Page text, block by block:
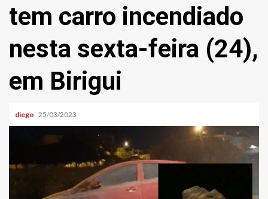
tem carro incendiado
nesta sexta-feira (24),
em Birigui
diego 25/03/2023